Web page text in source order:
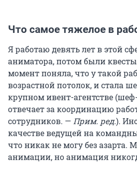
Что самое тяжелое в
Я работаю девять лет в этой
аниматора, потом были
момент поняла, что у такой
возрастной потолок, и стала
крупном ивент-агентстве
отвечает за координацию
сотрудников. — Прим. ред.).
качестве ведущей на
что никак не могу без азарта.
анимации, но анимация